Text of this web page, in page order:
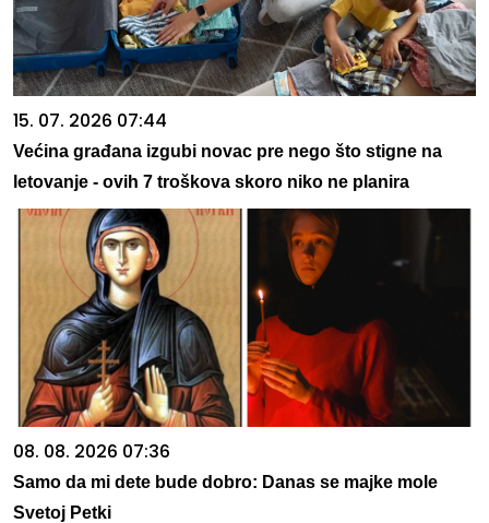
15. 07. 2026 07:44
Većina građana izgubi novac pre nego što stigne na
letovanje - ovih 7 troškova skoro niko ne planira
08. 08. 2026 07:36
Samo da mi dete bude dobro: Danas se majke mole
Svetoj Petki